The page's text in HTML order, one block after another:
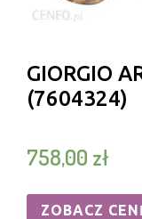
GIORGIO
(7604324)
758,00 zł
ZOBACZ